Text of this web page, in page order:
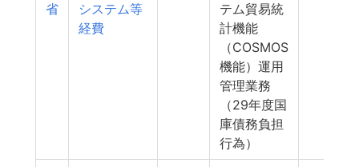
省
システム等
経費
テム貿易統
計機能
（COSMOS
機能）運用
管理業務
（29年度国
庫債務負担
行為）